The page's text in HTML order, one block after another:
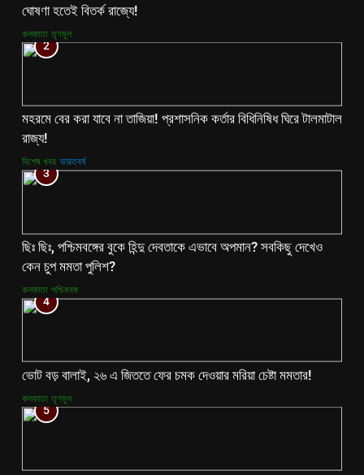
ঘোষণা হতেই বিতর্ক রাজ্যে!
কলকাতা তৃণমূল
2
মহরমে বের করা যাবে না তাজিয়া! প্রশাসনিক কর্তার বিধিনিষিধ ঘিরে টালমাটাল
রাজ্য!
বিশেষ খবর ভারতবর্ষ
3
ছিঃ ছিঃ, পশ্চিমবঙ্গের বুকে হিন্দু দেবতাকে এভাবে অপমান? সবকিছু দেখেও
কেন চুপ মমতা পুলিশ?
কলকাতা পশ্চিমবঙ্গ
4
ভোট বড় বালাই, ২৬ এ জিততে ফের চমক দেওয়ার মরিয়া চেষ্টা মমতার!
কলকাতা তৃণমূল
5